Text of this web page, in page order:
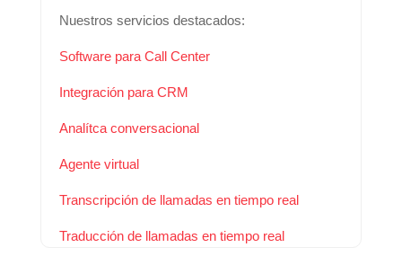
Nuestros servicios destacados:
Software para Call Center
Integración para CRM
Analítca conversacional
Agente virtual
Transcripción de llamadas en tiempo real
Traducción de llamadas en tiempo real